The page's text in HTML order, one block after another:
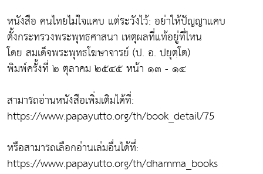
หนังสือ คนไทยไม่ใจแคบ แต่ระวังไว้: อย่าให้ปัญญาแคบ
ตั้งกระทรวงพระพุทธศาสนา เหตุผลที่แท้อยู่ที่ไหน
โดย สมเด็จพระพุทธโฆษาจารย์ (ป. อ. ปยุตฺโต)
พิมพ์ครั้งที่ ๒ ตุลาคม ๒๕๔๕ หน้า ๑๓ - ๑๔
สามารถอ่านหนังสือเพิ่มเติมได้ที่:
https://www.papayutto.org/th/book_detail/75
หรือสามารถเลือกอ่านเล่มอื่นได้ที่:
https://www.papayutto.org/th/dhamma_books